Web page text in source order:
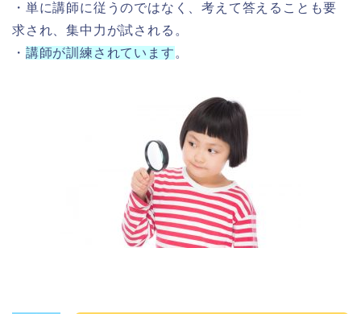
・単に講師に従うのではなく、考えて答えることも要
求され、集中力が試される。
・ 講師が訓練されています 。